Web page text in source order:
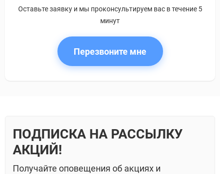
Оставьте заявку и мы проконсультируем вас в течение 5
минут
Перезвоните мне
ПОДПИСКА НА РАССЫЛКУ
АКЦИЙ!
Получайте оповещения об акциях и